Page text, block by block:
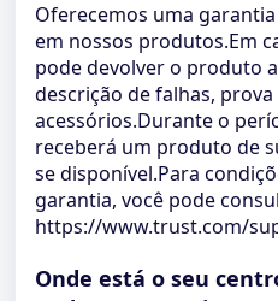
Oferecemos uma
em nossos produtos.Em
pode devolver o produto
descrição de falhas,
acessórios.Durante o
receberá um produto de
se disponível.Para
garantia, você pode
https://www.trust.com/
Onde está o seu